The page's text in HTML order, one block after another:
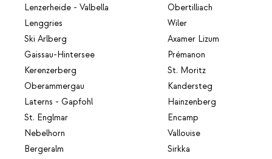
Lenzerheide - Valbella
Lenggries
Ski Arlberg
Gaissau-Hintersee
Kerenzerberg
Oberammergau
Laterns - Gapfohl
St. Englmar
Nebelhorn
Bergeralm
Obertilliach
Wiler
Axamer Lizum
Prémanon
St. Moritz
Kandersteg
Hainzenberg
Encamp
Vallouise
Sirkka